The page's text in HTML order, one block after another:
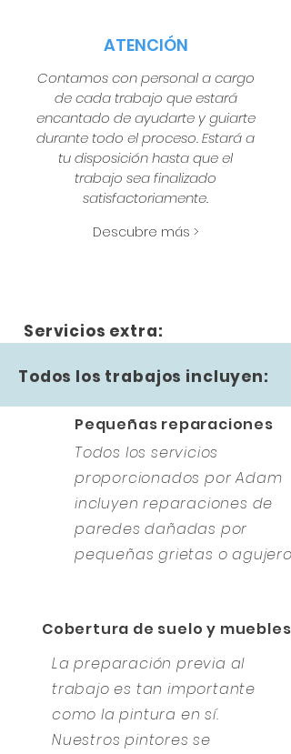
ATENCIÓN
Contamos con personal a cargo
de cada trabajo que estará
encantado de ayudarte y guiarte
durante todo el proceso. Estará a
tu disposición hasta que el
trabajo sea finalizado
satisfactoriamente.
Descubre más >
Servicios extra:
Todos los trabajos incluyen:
Pequeñas reparaciones
Todos los servicios
proporcionados por Adam
incluyen reparaciones de
paredes dañadas por
pequeñas grietas o
Cobertura de suelo y muebles
La preparación previa al
trabajo es tan importante
como la pintura en sí.
Nuestros pintores se